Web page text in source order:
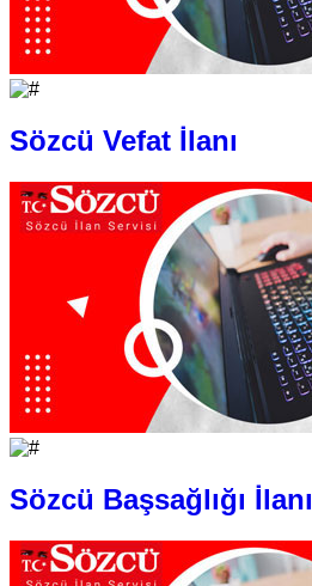
Sözcü Vefat İlanı
Sözcü Başsağlığı İlanı